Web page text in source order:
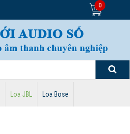
0
Loa JBL Loa Bose